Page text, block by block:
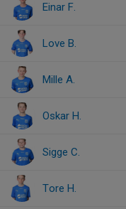
Einar F.
Love B.
Mille A.
Oskar H.
Sigge C.
Tore H.